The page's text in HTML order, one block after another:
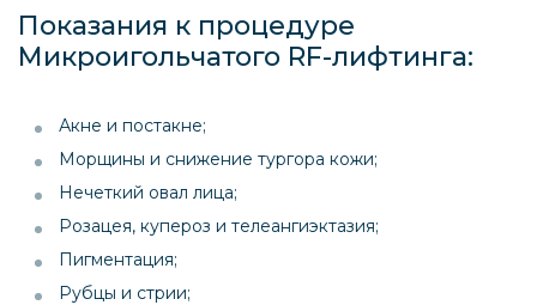
Показания к процедуре
Микроигольчатого RF-лифтинга:
Акне и постакне;
Морщины и снижение тургора кожи;
Нечеткий овал лица;
Розацея, купероз и телеангиэктазия;
Пигментация;
Рубцы и стрии;